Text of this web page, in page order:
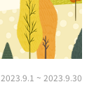
2023.9.1 ~ 2023.9.30